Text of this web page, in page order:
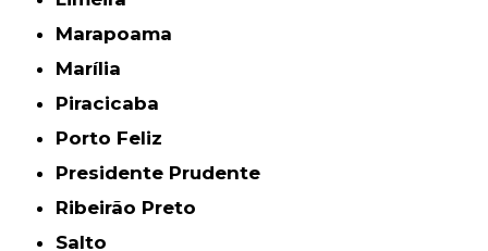
Marapoama
Marília
Piracicaba
Porto Feliz
Presidente Prudente
Ribeirão Preto
Salto